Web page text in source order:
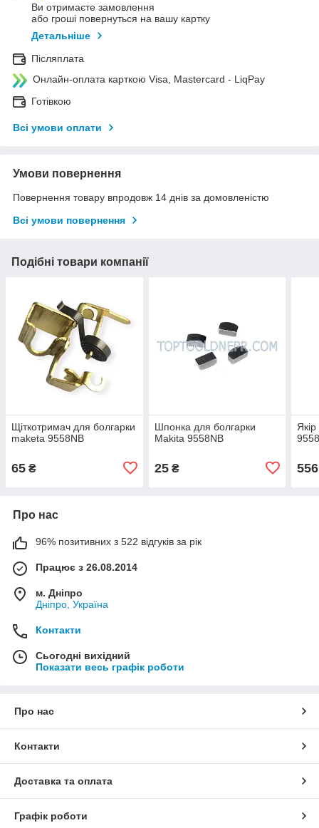
Ви отримаєте замовлення
або гроші повернуться на вашу картку
Детальніше
Післяплата
Онлайн-оплата карткою Visa, Mastercard - LiqPay
Готівкою
Всі умови оплати
Умови повернення
Повернення товару впродовж 14 днів за домовленістю
Всі умови повернення
Подібні товари компанії
Щіткотримач для болгарки
maketa 9558NB
65 ₴
Шпонка для болгарки
Makita 9558NB
25₴
Про нас
96% позитивних з 522 відгуків за рік
Працює з 26.08.2014
м. Дніпро
Дніпро, Україна
Контакти
Сьогодні вихідний
Показати весь графік роботи
Про нас
Контакти
Доставка та оплата
Графік роботи